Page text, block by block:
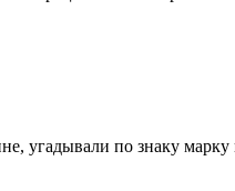
угадывали по знаку